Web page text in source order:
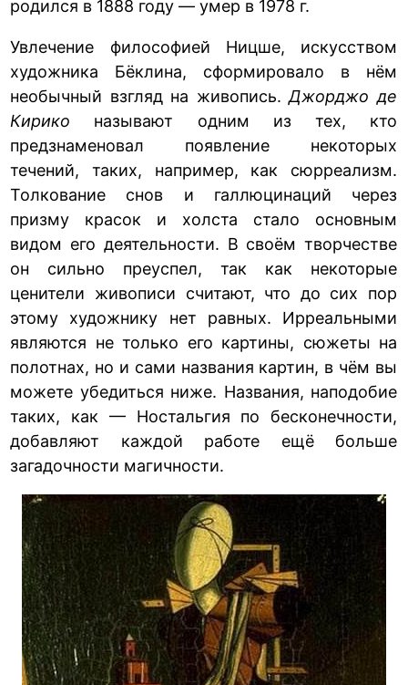
родился в 1888 году — умер в 1978 г.
Увлечение философией Ницше, искусством
художника Бёклина, сформировало в нём
необычный взгляд на живопись.Джорджо де
Кирико называют одним из тех, кто
предзнаменовал появление некоторых
течений, таких, например, как сюрреализм.
Толкование снов и галлюцинаций через
призму красок и холста стало основным
видом его деятельности. В своём творчестве
он сильно преуспел, так как некоторые
ценители живописи считают, что до сих пор
этому художнику нет равных. Ирреальными
являются не только его картины, сюжеты на
полотнах, но и сами названия картин, в чём вы
можете убедиться ниже. Названия, наподобие
таких, как — Ностальгия по бесконечности,
добавляют каждой работе ещё больше
загадочности магичности.